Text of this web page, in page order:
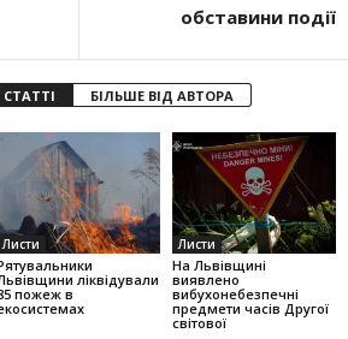
обставини події
БІЛЬШЕ ВІД АВТОРА
Листи
ліквідували
пожеж в
Листи
На Львівщині
виявлено
вибухонебезпечні
предмети часів Другої
світової